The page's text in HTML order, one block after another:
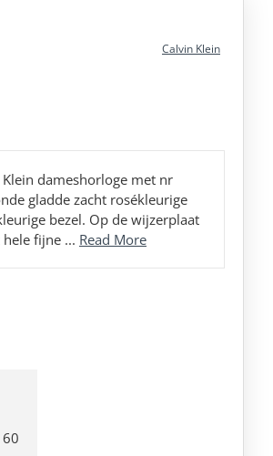
Calvin Klein
dameshorloge met nr
gladde zacht rosékleurige
bezel. Op de wijzerplaat
fijne ... Read More